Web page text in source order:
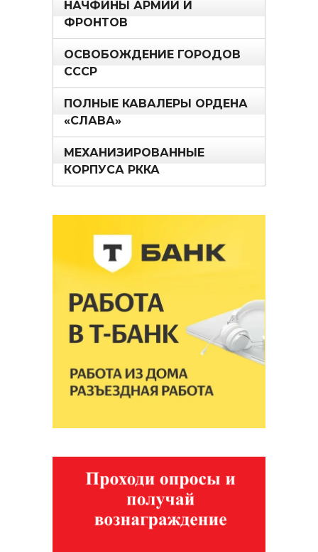
НАЧФИНЫ АРМИЙ И
ФРОНТОВ
ОСВОБОЖДЕНИЕ ГОРОДОВ
СССР
ПОЛНЫЕ КАВАЛЕРЫ ОРДЕНА
«СЛАВА»
МЕХАНИЗИРОВАННЫЕ
КОРПУСА РККА